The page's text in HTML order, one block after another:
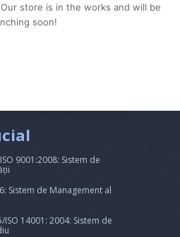
store is in the works and will be
soon!
9001:2008: Sistem de
Sistem de Management al
ISO 14001: 2004: Sistem de